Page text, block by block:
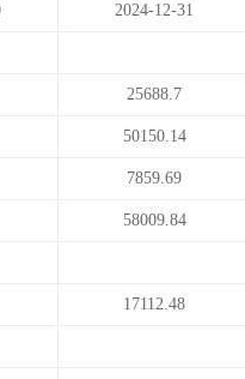
2024-12-31
25688.7
50150.14
7859.69
58009.84
17112.48